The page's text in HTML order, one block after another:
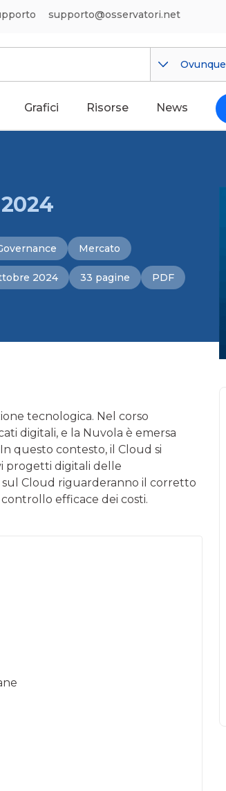
supporto@osservatori.net
Ovunque
Grafici Risorse News
Mercato
2024 33 pagine PDF
tecnologica. Nel corso
digitali, e la Nuvola è emersa
questo contesto, il Cloud si
progetti digitali delle
sul Cloud riguarderanno il corretto
efficace dei costi.